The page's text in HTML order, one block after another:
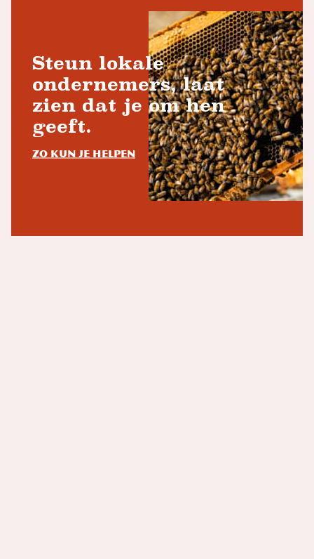
Steun lokale
ondernemers, laat
zien dat je om hen
geeft.
Zo kun je helpen